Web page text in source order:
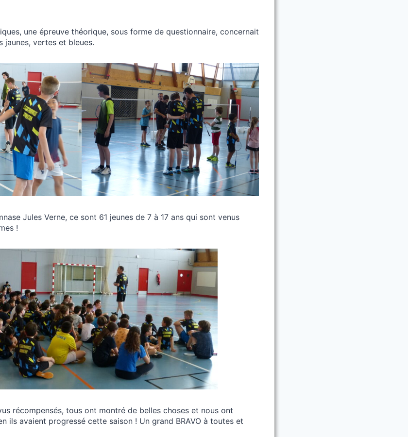
une épreuve théorique, sous forme de questionnaire, concernait
jaunes, vertes et bleues.
Jules Verne, ce sont 61 jeunes de 7 à 17 ans qui sont venus
!
récompensés, tous ont montré de belles choses et nous ont
ils avaient progressé cette saison ! Un grand BRAVO à toutes et